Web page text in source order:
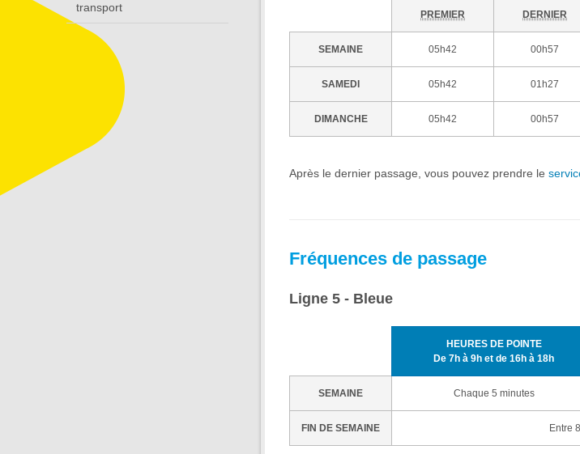
transport
PREMIER DERNIER
SEMAINE 05h42 00h57
SAMEDI 05h42 01h27
DIMANCHE 05h42 00h57
Après le dernier passage, vous pouvez prendre le
Fréquences de passage
Ligne 5 - Bleue
HEURES DE POINTE
De 7h à 9h et de 16h à 18h
SEMAINE Chaque 5 minutes
FIN DE SEMAINE Entre